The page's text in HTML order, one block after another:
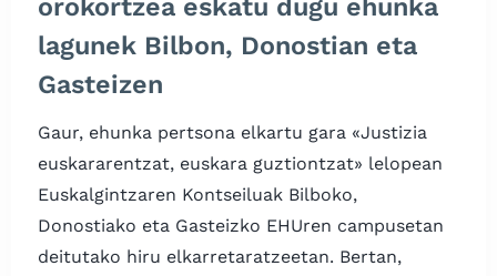
orokortzea eskatu dugu ehunka
lagunek Bilbon, Donostian eta
Gasteizen
Gaur, ehunka pertsona elkartu gara «Justizia
euskararentzat, euskara guztiontzat» lelopean
Euskalgintzaren Kontseiluak Bilboko,
Donostiako eta Gasteizko EHUren campusetan
deitutako hiru elkarretaratzeetan. Bertan,